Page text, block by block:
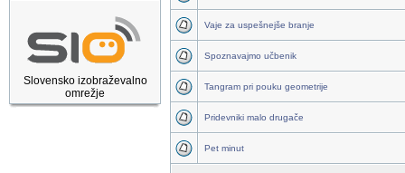
Slovensko izobraževalno
omrežje
Vaje za uspešnejše branje
Spoznavajmo učbenik
Tangram pri pouku geometrije
Pridevniki malo drugače
Pet minut